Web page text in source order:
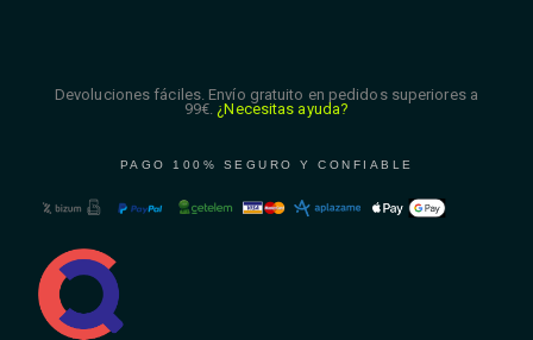
Devoluciones fáciles. Envío gratuito en pedidos superiores a
99€. ¿Necesitas ayuda?
PAGO 100% SEGURO Y CONFIABLE